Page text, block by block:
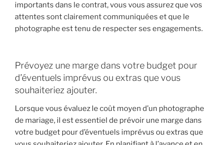
importants dans le contrat, vous vous assurez que vos
attentes sont clairement communiquées et que le
photographe est tenu de respecter ses engagements.
Prévoyez une marge dans votre budget pour
d’éventuels imprévus ou extras que vous
souhaiteriez ajouter.
Lorsque vous évaluez le coût moyen d’un photographe
de mariage, il est essentiel de prévoir une marge dans
votre budget pour d’éventuels imprévus ou extras que